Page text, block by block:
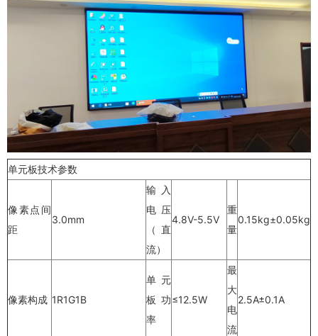
单元板技术参数
像素点间
距
3.0mm
输入
电压
（直
流）
4.8V-5.5V
重
量
0.15kg±0.05kg
像素构成 1R1G1B
单元
板功
率
≤12.5W
最
大
电
流
2.5A±0.1A